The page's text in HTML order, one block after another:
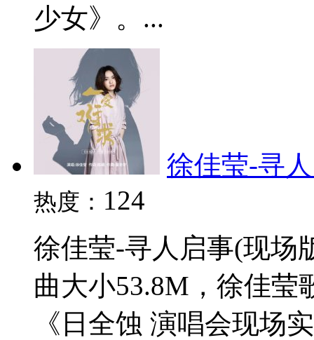
少女》。...
徐佳莹-寻
热度： 124
徐佳莹-寻人启事(现场
曲大小53.8M，徐佳莹
《日全蚀 演唱会现场